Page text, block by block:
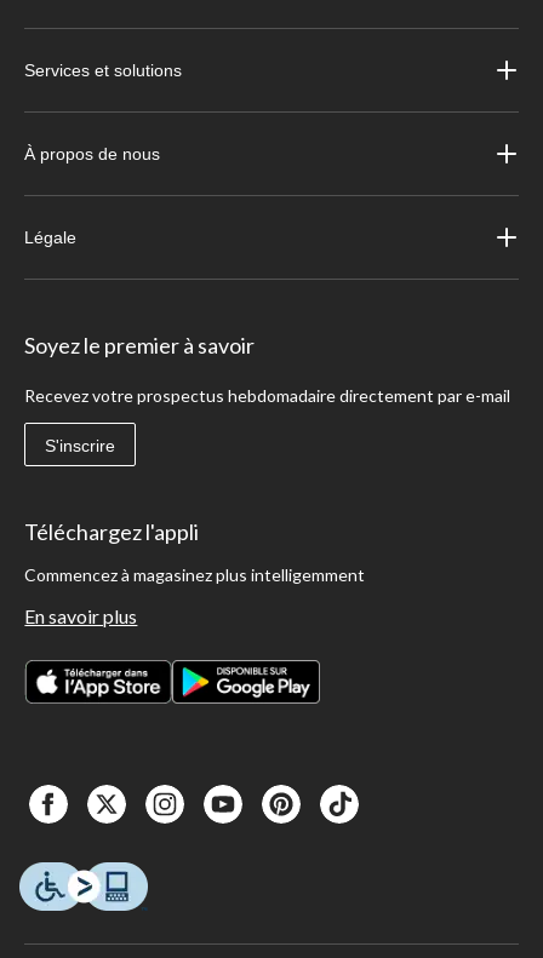
Services et solutions
À propos de nous
Légale
Soyez le premier à savoir
Recevez votre prospectus hebdomadaire directement par e-mail
S'inscrire
Téléchargez l'appli
Commencez à magasinez plus intelligemment
En savoir plus